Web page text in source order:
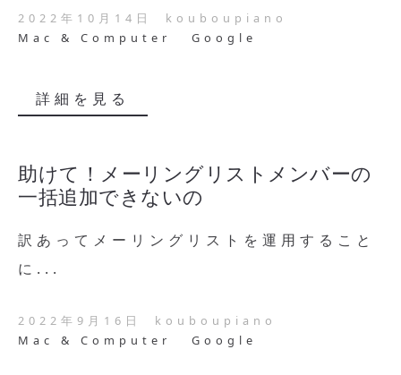
2022年10月14日
kouboupiano
Mac & Computer
Google
詳細を見る
助けて！メーリングリストメンバーの
一括追加できないの
訳あってメーリングリストを運用すること
に...
2022年9月16日
kouboupiano
Mac & Computer
Google